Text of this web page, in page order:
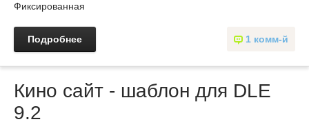
Фиксированная
1 комм-й
Подробнее
Кино сайт - шаблон для DLE
9.2